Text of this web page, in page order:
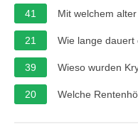
41 Mit welchem
21 Wie lange dauert
39 Wieso wurden
20 Welche